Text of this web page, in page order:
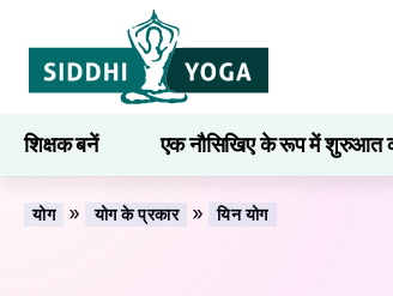
शिक्षक बनें एक नौसिखिए के रूप में शुरुआत
सीखना
योग » योग के प्रकार » यिन योग